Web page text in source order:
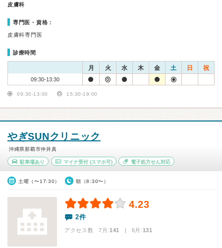
皮膚科
専門医・資格：
皮膚科専門医
診療時間
月 火 水 木 金 土 日 祝
09:30-13:30
09:30-13:00 15:30-19:00
やぎSUNクリニック
沖縄県那覇市仲井真
駐車場あり マイナ受付(スマホ可) 電子処方せん対応
土曜（〜17:30） 朝（8:30〜）
4.23
2件
アクセス数 7月:141 | 6月:131